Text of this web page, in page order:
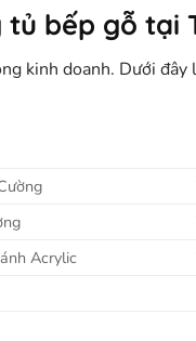
bếp gỗ tại
kinh doanh. Dưới
Acrylic